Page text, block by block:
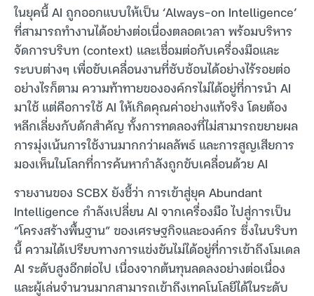
ในยุคนี้ AI ถูกออกแบบให้เป็น ‘Always-on Intelligence’
ที่สามารถทำงานได้อย่างต่อเนื่องตลอดเวลา พร้อมบริหาร
จัดการบริบท (context) และเชื่อมต่อกับเครื่องมือและ
ระบบต่างๆ เพื่อขับเคลื่อนงานที่ซับซ้อนได้อย่างไร้รอยต่อ
อย่างไรก็ตาม ความท้าทายขององค์กรไม่ได้อยู่ที่การนำ AI
มาใช้ แต่คือการใช้ AI ให้เกิดคุณค่าอย่างแท้จริง โดยต้อง
หลีกเลี่ยงกับดักสำคัญ ทั้งการทดลองที่ไม่สามารถขยายผล
การมุ่งเน้นการใช้งานมากกว่าผลลัพธ์ และการสูญเสียการ
มองเห็นในโลกที่การค้นหากำลังถูกขับเคลื่อนด้วย AI
รายงานของ SCBX ยังชี้ว่า การเข้าสู่ยุค Abundant
Intelligence กำลังเปลี่ยน AI จากเครื่องมือ ไปสู่การเป็น
“โครงสร้างพื้นฐาน” ของเศรษฐกิจและองค์กร ซึ่งในบริบท
นี้ ความได้เปรียบทางการแข่งขันไม่ได้อยู่ที่การเข้าถึงโมเดล
AI ระดับสูงอีกต่อไป เนื่องจากต้นทุนลดลงอย่างต่อเนื่อง
และผู้เล่นจำนวนมากสามารถเข้าถึงเทคโนโลยีได้ในระดับ